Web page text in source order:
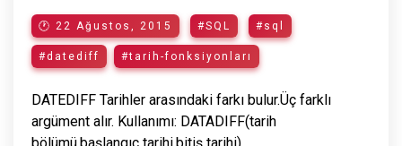
🕐 22 Ağustos, 2015 #SQL #sql
#datediff #tarih-fonksiyonları
DATEDIFF Tarihler arasındaki farkı bulur.Üç farklı
argüment alır. Kullanımı: DATADIFF(tarih